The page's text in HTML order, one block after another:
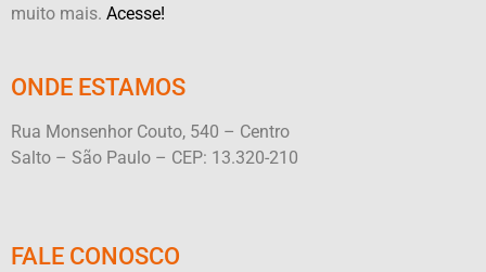
muito mais. Acesse!
ONDE ESTAMOS
Rua Monsenhor Couto, 540 – Centro
Salto – São Paulo – CEP: 13.320-210
FALE CONOSCO